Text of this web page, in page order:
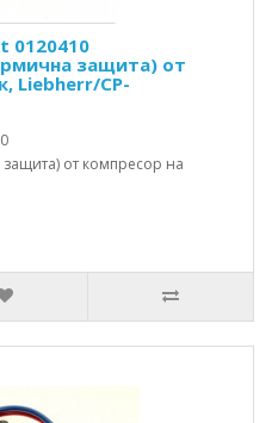
0120410
защита) от
Liebherr/CP-
от компресор на